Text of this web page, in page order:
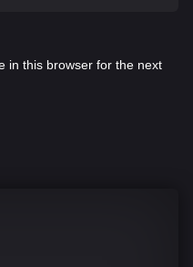
in this browser for the next